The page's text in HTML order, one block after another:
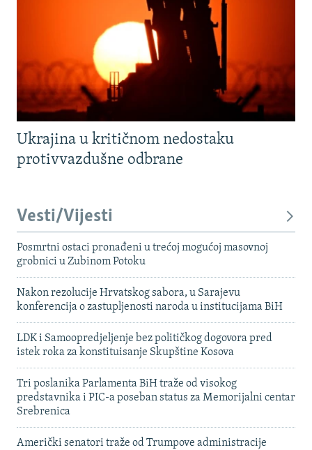
Ukrajina u kritičnom nedostaku
protivvazdušne odbrane
Vesti/Vijesti
Posmrtni ostaci pronađeni u trećoj mogućoj masovnoj
grobnici u Zubinom Potoku
Nakon rezolucije Hrvatskog sabora, u Sarajevu
konferencija o zastupljenosti naroda u institucijama BiH
LDK i Samoopredjeljenje bez političkog dogovora pred
istek roka za konstituisanje Skupštine Kosova
Tri poslanika Parlamenta BiH traže od visokog
predstavnika i PIC-a poseban status za Memorijalni centar
Srebrenica
Američki senatori traže od Trumpove administracije